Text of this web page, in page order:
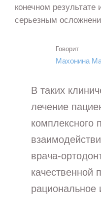
конечном результате
серьезным
Говорит
Махонина
В таких
лечение
комплексного
врача-
качественной
рациональное